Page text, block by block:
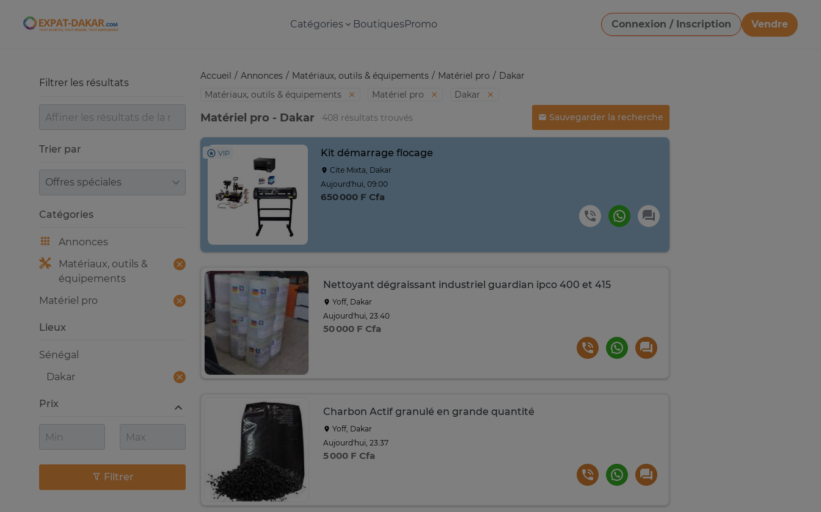
Expat-Dakar Catégories BoutiquesPromo Connexion / Inscription
Vendre
Télécharger une image
Accueil Annonces Matériaux, outils & équipements Matériel pro
Dakar
Matériaux, outils & équipements
Matériel pro Dakar
Matériel pro - Dakar 408 résultats trouvés Sauvegarder la recherche
VIP Kit démarrage flocage
Cite Mixta, Dakar
Aujourd'hui, 09:00
650 000 F Cfa
Nettoyant dégraissant industriel guardian ipco 400 et 415
Yoff, Dakar
Aujourd'hui, 23:40
50 000 F Cfa
Charbon Actif granulé en grande quantité
Yoff, Dakar
Aujourd'hui, 23:37
5 000 F Cfa
Filtrer les résultats
Trier par
Trier par
Catégories
Annonces
Matériaux, outils &
équipements
Matériel pro
Lieux
Sénégal
Dakar
Prix
Filtrer